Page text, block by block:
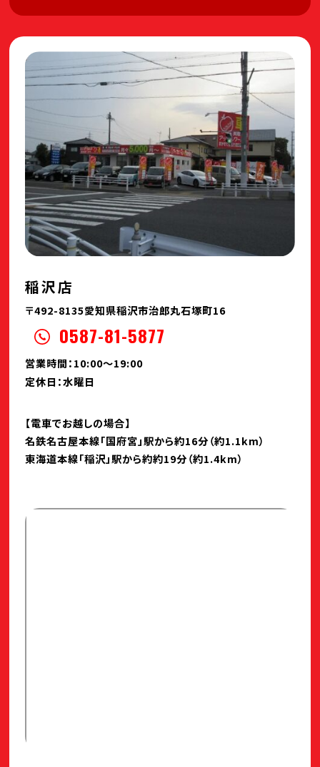
稲沢店
〒492-8135愛知県稲沢市治郎丸石塚町16
0587-81-5877
営業時間：10:00～19:00
定休日：水曜日
【電車でお越しの場合】
名鉄名古屋本線「国府宮」駅から約16分（約1.1km）
東海道本線「稲沢」駅から約約19分（約1.4km）